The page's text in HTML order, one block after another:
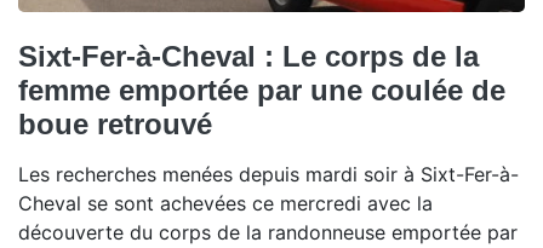
Sixt-Fer-à-Cheval : Le corps de la
femme emportée par une coulée de
boue retrouvé
Les recherches menées depuis mardi soir à Sixt-Fer-à-
Cheval se sont achevées ce mercredi avec la
découverte du corps de la randonneuse emportée par